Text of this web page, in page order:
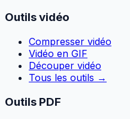
Outils vidéo
Compresser vidéo
Vidéo en GIF
Découper vidéo
Tous les outils →
Outils PDF